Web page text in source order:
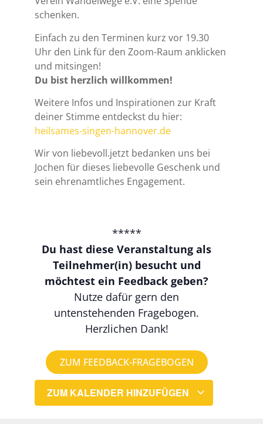
schenken.
Einfach zu den Terminen kurz vor 19.30
Uhr den Link für den Zoom-Raum anklicken
und mitsingen!
Du bist herzlich willkommen!
Weitere Infos und Inspirationen zur Kraft
deiner Stimme entdeckst du hier:
heilsames-singen-hannover.de
Wir von liebevoll.jetzt bedanken uns bei
Jochen für dieses liebevolle Geschenk und
sein ehrenamtliches Engagement.
*****
Du hast diese Veranstaltung als
Teilnehmer(in) besucht und
möchtest ein Feedback geben?
Nutze dafür gern den
untenstehenden Fragebogen.
Herzlichen Dank!
ZUM FEEDBACK-FRAGEBOGEN
ZUM KALENDER HINZUFÜGEN